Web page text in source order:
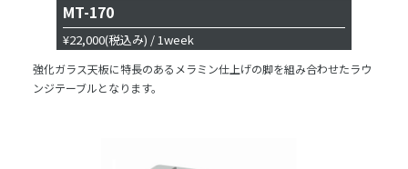
MT-170
¥22,000(税込み) / 1week
強化ガラス天板に特長のあるメラミン仕上げの脚を組み合わせたラウ
ンジテーブルとなります。